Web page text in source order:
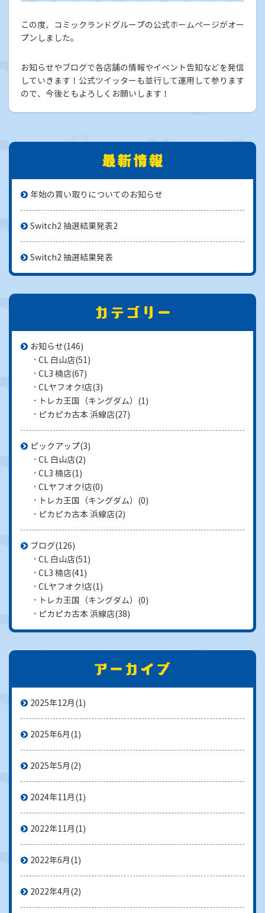
この度、コミックランドグループの公式ホームページがオー
プンしました。
お知らせやブログで各店舗の情報やイベント告知などを発信
していきます！公式ツイッターも並行して運用して参ります
ので、今後ともよろしくお願いします！
年始の買い取りについてのお知らせ
Switch2 抽選結果発表2
Switch2 抽選結果発表
お知らせ(146)
CL 白山店(51)
CL3 楠店(67)
CLヤフオク!店(3)
トレカ王国（キングダム） (1)
ピカピカ古本 浜線店(27)
ピックアップ(3)
CL 白山店(2)
CL3 楠店(1)
CLヤフオク!店(0)
トレカ王国（キングダム） (0)
ピカピカ古本 浜線店(2)
ブログ(126)
CL 白山店(51)
CL3 楠店(41)
CLヤフオク!店(1)
トレカ王国（キングダム） (0)
ピカピカ古本 浜線店(38)
2025年12月 (1)
2025年6月 (1)
2025年5月 (2)
2024年11月 (1)
2022年11月 (1)
2022年6月 (1)
2022年4月 (2)